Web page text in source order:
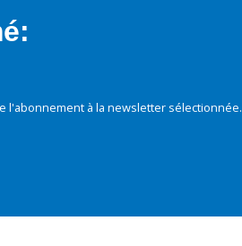
à la newsletter sélectionnée.